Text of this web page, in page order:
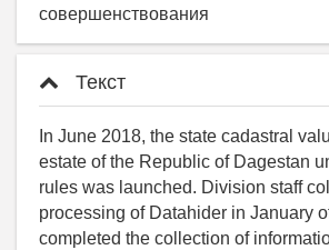
совершенствования
Текст
In June 2018, the state cadastral
estate of the Republic of Dagestan
rules was launched. Division staff
processing of Datahider in January
completed the collection of